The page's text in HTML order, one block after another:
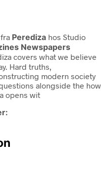
fra Perediza hos Studio
Newspapers
covers what we believe
Hard truths,
modern society
alongside the how
opens wit